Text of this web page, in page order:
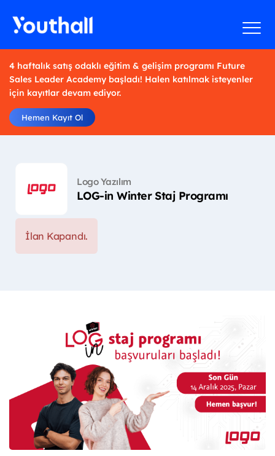
4 haftalık satış odaklı eğitim & gelişim programı Future
Sales Leader Academy başladı! Halen katılmak isteyenler
için kayıtlar devam ediyor.
Hemen Kayıt Ol
Logo Yazılım
LOG-in Winter Staj Programı
İlan Kapandı.